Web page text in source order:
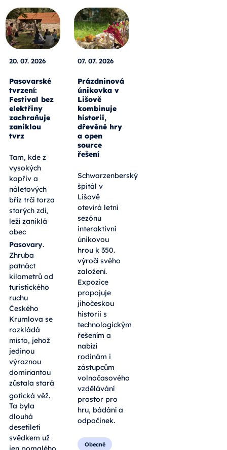
20. 07. 2026
Pasovarské
tvrzení:
Festival bez
elektřiny
zachraňuje
zaniklou
tvrz
Tam, kde z
vysokých
kopřiv a
náletových
bříz trčí torza
starých zdí,
leží zaniklá
obec
Pasovary.
Zhruba
patnáct
kilometrů od
turistického
ruchu
Českého
Krumlova se
rozkládá
místo, jehož
jedinou
výraznou
dominantou
zůstala stará
gotická věž.
Ta byla
dlouhá
desetiletí
svědkem už
07. 07. 2026
Prázdninová
únikovka v
Lišově
kombinuje
historii,
dřevěné hry
a open
source
řešení
Schwarzenberský
špitál v
Lišově
otevírá letní
sezónu
interaktivní
únikovou
hrou k 350.
výročí svého
založení.
Expozice
propojuje
jihočeskou
historii s
technologickým
řešením a
nabízí
rodinám i
zástupcům
volnočasového
vzdělávání
prostor pro
hru, bádání a
odpočinek.
Obecné